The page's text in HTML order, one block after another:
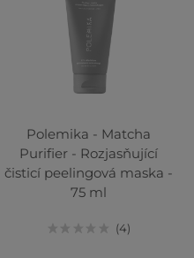
Polemika - Matcha
Purifier - Rozjasňující
čisticí peelingová maska -
75 ml
4